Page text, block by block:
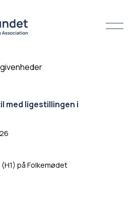
Å
med ligestillingen i
på Folkemødet